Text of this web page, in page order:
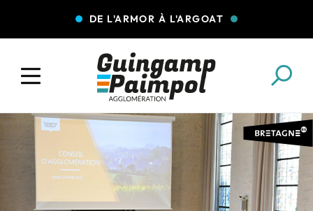
DE L'ARMOR À L'ARGOAT
COLLECTE DES DÉCHETS EAU ET ASSAINISSEMENT
ENFANCE JEUNESSE L'AGGLO' RECRUTE